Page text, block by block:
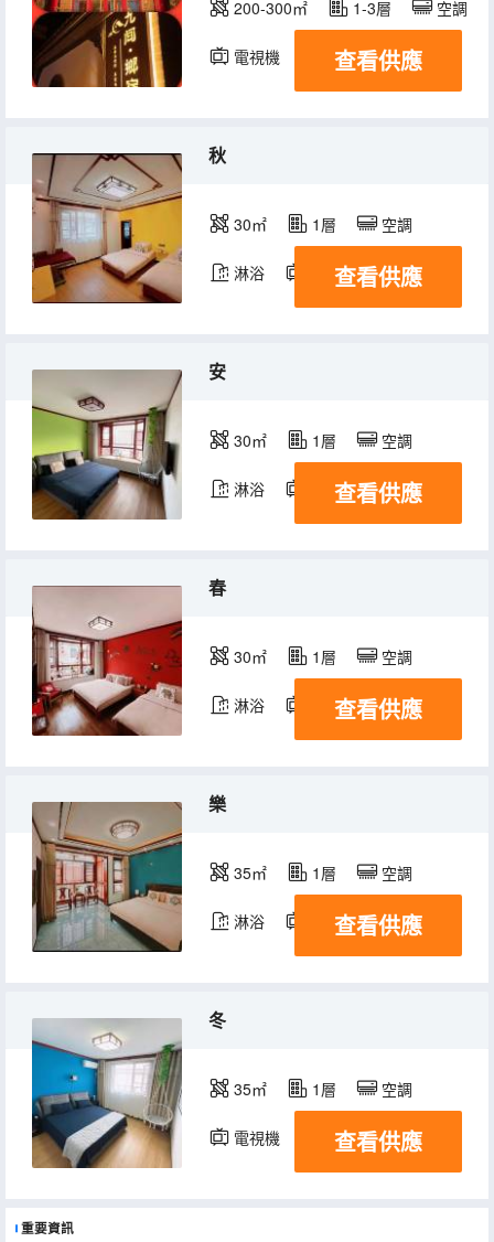
200-300㎡ 1-3層 空調
電視機 查看供應
秋
30㎡ 1層 空調
淋浴 電視機
查看供應
安
30㎡ 1層 空調
淋浴 電視機
查看供應
春
30㎡ 1層 空調
淋浴 電視機
查看供應
樂
35㎡ 1層 空調
淋浴 電視機
查看供應
冬
35㎡ 1層 空調
電視機 查看供應
重要資訊